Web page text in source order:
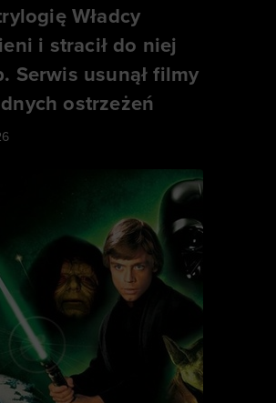
Władcy
i stracił do niej
Serwis usunął filmy
ostrzeżeń